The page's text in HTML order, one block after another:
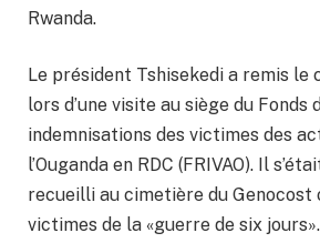
Rwanda.
Le président Tshisekedi a remis le
lors d’une visite au siège du Fonds
indemnisations des victimes des
l’Ouganda en RDC (FRIVAO). Il
recueilli au cimetière du Genocost
victimes de la «guerre de six